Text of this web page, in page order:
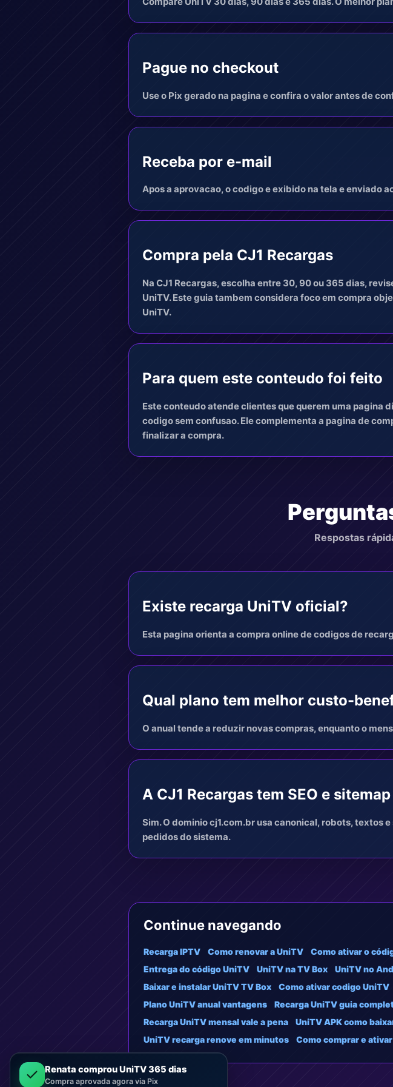
Pague no checkout
Use o Pix gerado na pagina e confira o valor antes de
Receba por e-mail
Apos a aprovacao, o codigo e exibido na tela e enviado
Compra pela CJ1 Recargas
Na CJ1 Recargas, escolha entre 30, 90 ou 365 dias,
UniTV. Este guia tambem considera foco em compra
UniTV.
Para quem este conteudo foi feito
Este conteudo atende clientes que querem uma pagina
codigo sem confusao. Ele complementa a pagina de
finalizar a compra.
Respostas
Existe recarga UniTV oficial?
Esta pagina orienta a compra online de codigos de
Qual plano tem melhor custo-
O anual tende a reduzir novas compras, enquanto o
A CJ1 Recargas tem SEO e
Sim. O dominio cj1.com.br usa canonical, robots, textos
pedidos do sistema.
Continue navegando
Recarga IPTV Como renovar a UniTV Como ativar o
Entrega do código UniTV
UniTV na TV Box UniTV no
Baixar e instalar UniTV TV Box
Como ativar codigo UniTV
Plano UniTV anual vantagens
Recarga UniTV guia
Recarga UniTV mensal vale a pena
UniTV APK como
UniTV recarga renove em minutos
Como comprar e
Renata comprou UniTV 365 dias
Compra aprovada agora via Pix